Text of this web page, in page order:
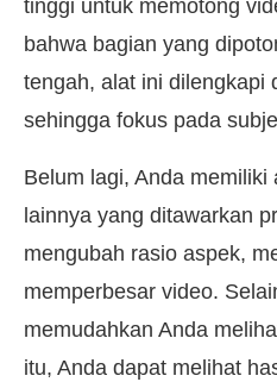
tinggi untuk memotong
bahwa bagian yang
tengah, alat ini dilengkapi
sehingga fokus pada
Belum lagi, Anda
lainnya yang ditawarkan
mengubah rasio aspek,
memperbesar video.
memudahkan Anda
itu, Anda dapat melihat